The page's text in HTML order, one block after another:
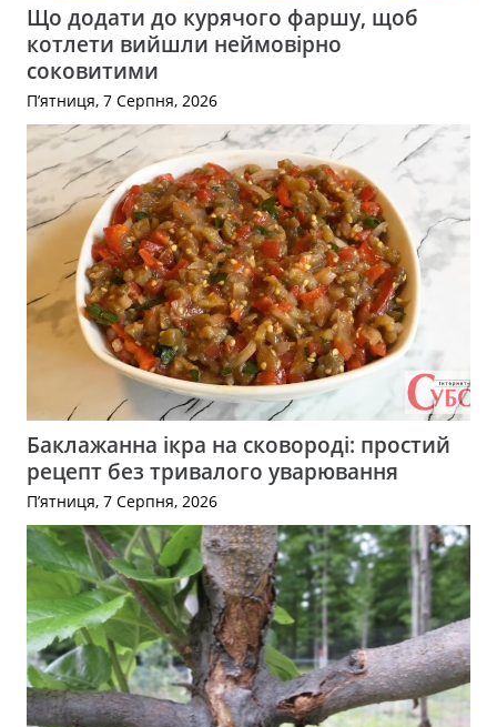
Що додати до курячого фаршу, щоб
котлети вийшли неймовірно
соковитими
П’ятниця, 7 Серпня, 2026
Баклажанна ікра на сковороді: простий
рецепт без тривалого уварювання
П’ятниця, 7 Серпня, 2026